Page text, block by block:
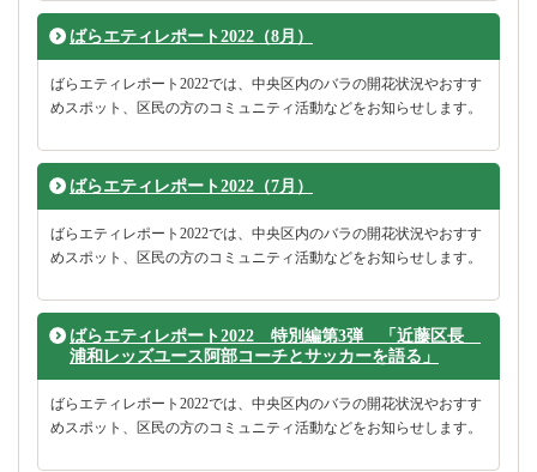
ばらエティレポート2022（8月）
ばらエティレポート2022では、中央区内のバラの開花状況やおすす
めスポット、区民の方のコミュニティ活動などをお知らせします。
ばらエティレポート2022（7月）
ばらエティレポート2022では、中央区内のバラの開花状況やおすす
めスポット、区民の方のコミュニティ活動などをお知らせします。
ばらエティレポート2022 特別編第3弾 「近藤区長
浦和レッズユース阿部コーチとサッカーを語る」
ばらエティレポート2022では、中央区内のバラの開花状況やおすす
めスポット、区民の方のコミュニティ活動などをお知らせします。